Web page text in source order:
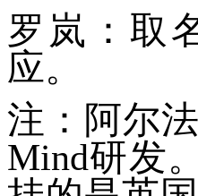
罗岚：取
应。
注：阿尔
Mind研发